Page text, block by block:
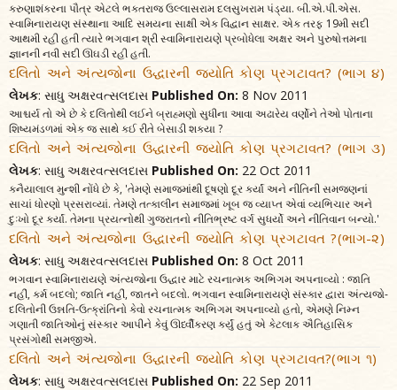
કરુણાશંકરના પૌત્ર એટલે ભક્તરાજ ઉલ્લાસરામ દલસુખરામ પંડ્યા. બી.એ.પી.એસ.
સ્વામિનારાયણ સંસ્થાના આદિ સમયના સાક્ષી એક વિદ્વાન સાક્ષર. એક તરફ 19મી સદી
આથમી રહી હતી ત્યારે ભગવાન શ્રી સ્વામિનારાયણે પ્રબોધેલા અક્ષર અને પુરુષોત્તમના
જ્ઞાનની નવી સદી ઊઘડી રહી હતી.
દલિતો અને અંત્યજોના ઉદ્ધારની જ્યોતિ કોણ પ્રગટાવત? (ભાગ ૪)
લેખક: સાધુ અક્ષરવત્સલદાસ Published On: 8 Nov 2011
આશ્ચર્ય તો એ છે કે દલિતોથી લઈને બ્રાહ્મણો સુધીના આવા અઢારેય વર્ણોને તેઓ પોતાના
શિષ્યમંડળમાં એક જ સાથે કઈ રીતે બેસાડી શક્યા ?
દલિતો અને અંત્યજોના ઉદ્ધારની જ્યોતિ કોણ પ્રગટાવત? (ભાગ ૩)
લેખક: સાધુ અક્ષરવત્સલદાસ Published On: 22 Oct 2011
કનૈયાલાલ મુન્શી નોંધે છે કે, 'તેમણે સમાજમાંથી દૂષણો દૂર કર્યાં અને નીતિની સમજણનાં
સાચાં ધોરણો પ્રસરાવ્યાં. તેમણે તત્કાલીન સમાજમાં ખૂબ જ વ્યાપ્ત એવાં વ્યભિચાર અને
દુઃખો દૂર કર્યાં. તેમના પ્રયત્નોથી ગુજરાતનો નીતિભ્રષ્ટ વર્ગ સુધર્યો અને નીતિવાન બન્યો.'
દલિતો અને અંત્યજોના ઉદ્ધારની જ્યોતિ કોણ પ્રગટાવત ?(ભાગ-૨)
લેખક: સાધુ અક્ષરવત્સલદાસ Published On: 8 Oct 2011
ભગવાન સ્વામિનારાયણે અંત્યજોના ઉદ્ધાર માટે રચનાત્મક અભિગમ અપનાવ્યો : જાતિ
નહીં, કર્મ બદલો; જાતિ નહીં, જાતને બદલો. ભગવાન સ્વામિનારાયણે સંસ્કાર દ્વારા અંત્યજો-
દલિતોની ઉન્નતિ-ઉત્ક્રાંતિનો કેવો રચનાત્મક અભિગમ અપનાવ્યો હતો, એમણે નિમ્ન
ગણાતી જાતિઓનું સંસ્કાર આપીને કેવું ઊર્ધ્વીકરણ કર્યું હતું એ કેટલાક ઐતિહાસિક
પ્રસંગોથી સમજીએ.
દલિતો અને અંત્યજોના ઉદ્ધારની જ્યોતિ કોણ પ્રગટાવત?(ભાગ ૧)
લેખક: સાધુ અક્ષરવત્સલદાસ Published On: 22 Sep 2011